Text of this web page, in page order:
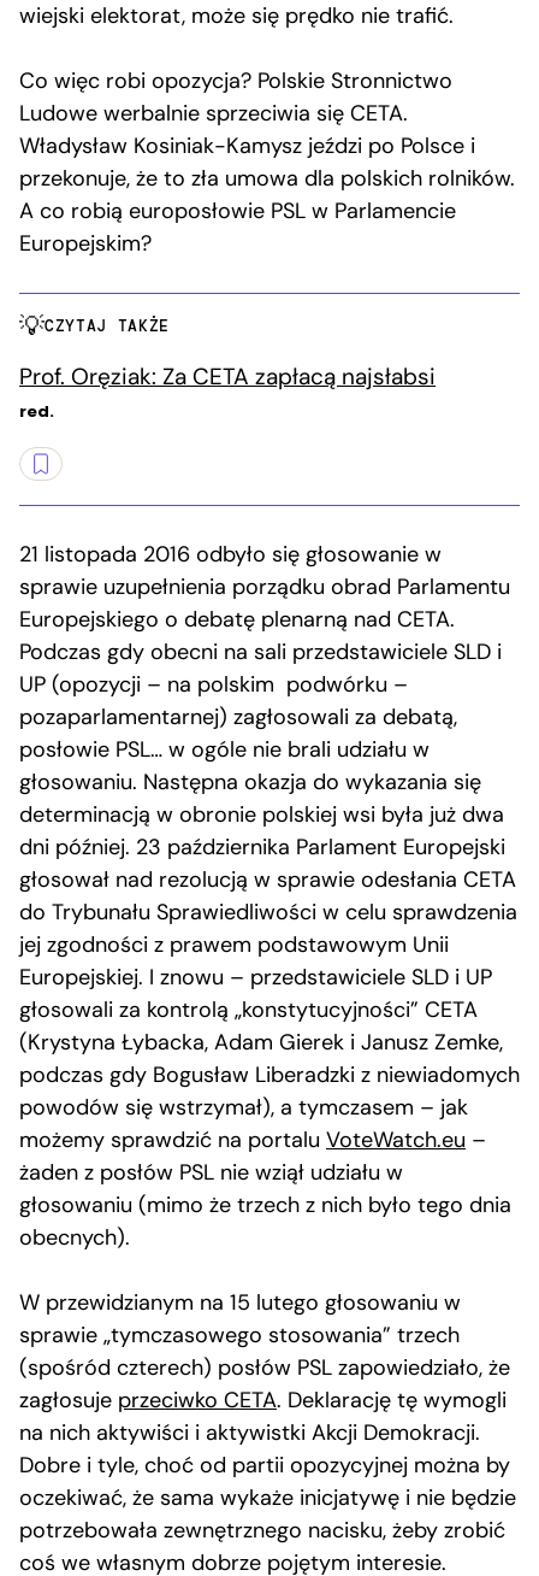
wiejski elektorat, może się prędko nie trafić.
Co więc robi opozycja? Polskie Stronnictwo
Ludowe werbalnie sprzeciwia się CETA.
Władysław Kosiniak-Kamysz jeździ po Polsce i
przekonuje, że to zła umowa dla polskich rolników.
A co robią europosłowie PSL w Parlamencie
Europejskim?
CZYTAJ TAKŻE
Prof. Oręziak: Za CETA zapłacą najsłabsi
red.
21 listopada 2016 odbyło się głosowanie w
sprawie uzupełnienia porządku obrad Parlamentu
Europejskiego o debatę plenarną nad CETA.
Podczas gdy obecni na sali przedstawiciele SLD i
UP (opozycji – na polskim podwórku –
pozaparlamentarnej) zagłosowali za debatą,
posłowie PSL… w ogóle nie brali udziału w
głosowaniu. Następna okazja do wykazania się
determinacją w obronie polskiej wsi była już dwa
dni później. 23 października Parlament Europejski
głosował nad rezolucją w sprawie odesłania CETA
do Trybunału Sprawiedliwości w celu sprawdzenia
jej zgodności z prawem podstawowym Unii
Europejskiej. I znowu – przedstawiciele SLD i UP
głosowali za kontrolą „konstytucyjności” CETA
(Krystyna Łybacka, Adam Gierek i Janusz Zemke,
podczas gdy Bogusław Liberadzki z niewiadomych
powodów się wstrzymał), a tymczasem – jak
możemy sprawdzić na portalu VoteWatch.eu –
żaden z posłów PSL nie wziął udziału w
głosowaniu (mimo że trzech z nich było tego dnia
obecnych).
W przewidzianym na 15 lutego głosowaniu w
sprawie „tymczasowego stosowania” trzech
(spośród czterech) posłów PSL zapowiedziało, że
zagłosuje przeciwko CETA. Deklarację tę wymogli
na nich aktywiści i aktywistki Akcji Demokracji.
Dobre i tyle, choć od partii opozycyjnej można by
oczekiwać, że sama wykaże inicjatywę i nie będzie
potrzebowała zewnętrznego nacisku, żeby zrobić
coś we własnym dobrze pojętym interesie.